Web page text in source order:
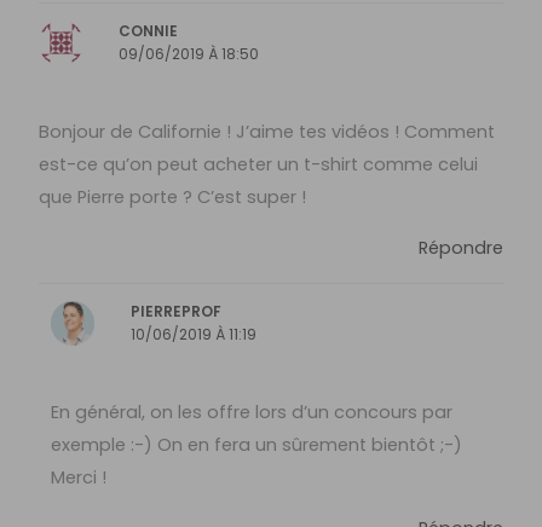
CONNIE
09/06/2019 À 18:50
Bonjour de Californie ! J’aime tes vidéos ! Comment
est-ce qu’on peut acheter un t-shirt comme celui
que Pierre porte ? C’est super !
Répondre
PIERREPROF
10/06/2019 À 11:19
En général, on les offre lors d’un concours par
exemple :-) On en fera un sûrement bientôt ;-)
Merci !